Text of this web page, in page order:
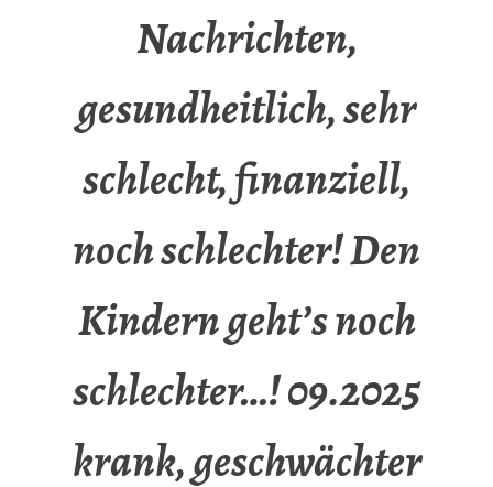
Nachrichten,
gesundheitlich, sehr
schlecht, finanziell,
noch schlechter! Den
Kindern geht’s noch
schlechter…! 09.2025
krank, geschwächter